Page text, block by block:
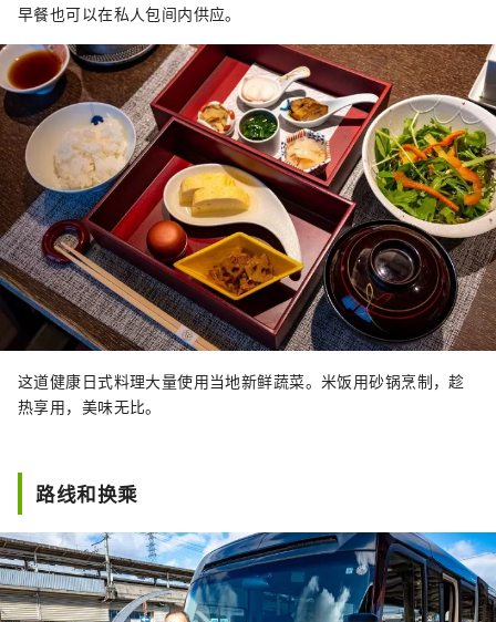
早餐也可以在私人包间内供应。
这道健康日式料理大量使用当地新鲜蔬菜。米饭用砂锅烹制，趁
热享用，美味无比。
路线和换乘